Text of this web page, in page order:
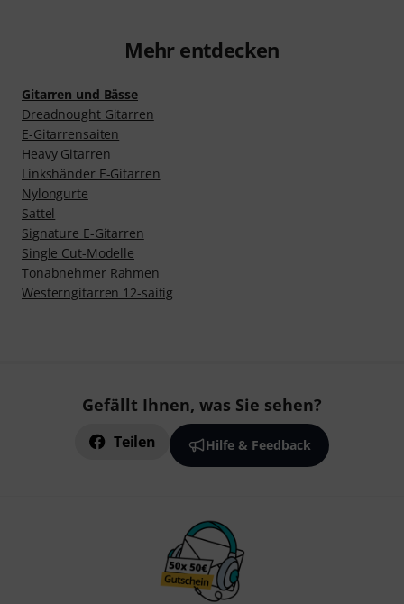
Mehr entdecken
Gitarren und Bässe
Dreadnought Gitarren
E-Gitarrensaiten
Heavy Gitarren
Linkshänder E-Gitarren
Nylongurte
Sattel
Signature E-Gitarren
Single Cut-Modelle
Tonabnehmer Rahmen
Westerngitarren 12-saitig
Gefällt Ihnen, was Sie sehen?
Teilen Hilfe & Feedback